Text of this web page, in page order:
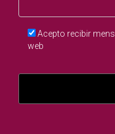
Acepto recibir
web